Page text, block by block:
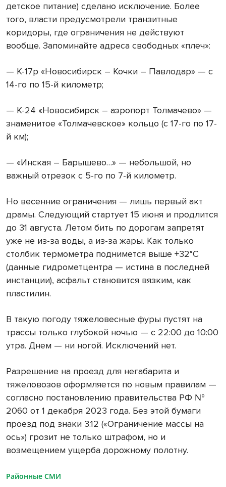
детское питание) сделано исключение. Более
того, власти предусмотрели транзитные
коридоры, где ограничения не действуют
вообще. Запоминайте адреса свободных «плеч»:
— К-17р «Новосибирск – Кочки – Павлодар» — с
14-го по 15-й километр;
— К-24 «Новосибирск – аэропорт Толмачево» —
знаменитое «Толмачевское» кольцо (с 17-го по 17-
й км);
— «Инская – Барышево…» — небольшой, но
важный отрезок с 5-го по 7-й километр.
Но весенние ограничения — лишь первый акт
драмы. Следующий стартует 15 июня и продлится
до 31 августа. Летом бить по дорогам запретят
уже не из-за воды, а из-за жары. Как только
столбик термометра поднимется выше +32°С
(данные гидрометцентра — истина в последней
инстанции), асфальт становится вязким, как
пластилин.
В такую погоду тяжеловесные фуры пустят на
трассы только глубокой ночью — с 22:00 до 10:00
утра. Днем — ни ногой. Исключений нет.
Разрешение на проезд для негабарита и
тяжеловозов оформляется по новым правилам —
согласно постановлению правительства РФ №
2060 от 1 декабря 2023 года. Без этой бумаги
проезд под знаки 3.12 («Ограничение массы на
ось») грозит не только штрафом, но и
возмещением ущерба дорожному полотну.
Районные СМИ